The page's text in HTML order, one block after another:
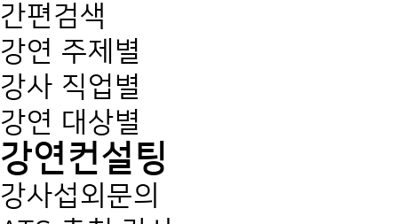
간편검색
강연 주제별
강사 직업별
강연 대상별
강연컨설팅
강사섭외문의